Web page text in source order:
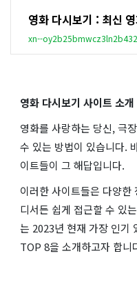
영화 다시보기 : 최신
xn--
영화 다시보기 사이트 소개
영화를 사랑하는 당신, 극
수 있는 방법이 있습니다.
이트들이 그 해답입니다.
이러한 사이트들은 다양한
디서든 쉽게 접근할 수 있
는 2023년 현재 가장 인기
TOP 8을 소개하고자 합니